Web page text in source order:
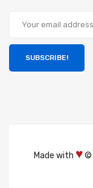
SUBSCRIBE!
Made with ♥©